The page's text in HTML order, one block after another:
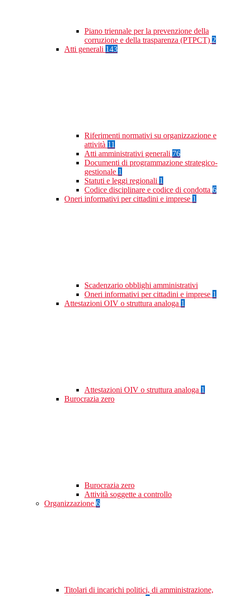
Piano triennale per la prevenzione della
corruzione e della trasparenza (PTPCT) 2
Atti generali 143
Riferimenti normativi su organizzazione e
attività 11
Atti amministrativi generali 76
Documenti di programmazione strategico-
gestionale 1
Statuti e leggi regionali 1
Codice disciplinare e codice di condotta 6
Oneri informativi per cittadini e imprese 1
Scadenzario obblighi amministrativi
Oneri informativi per cittadini e imprese 1
Attestazioni OIV o struttura analoga 1
Attestazioni OIV o struttura analoga 1
Burocrazia zero
Burocrazia zero
Attività soggette a controllo
Organizzazione 6
Titolari di incarichi politici, di amministrazione,